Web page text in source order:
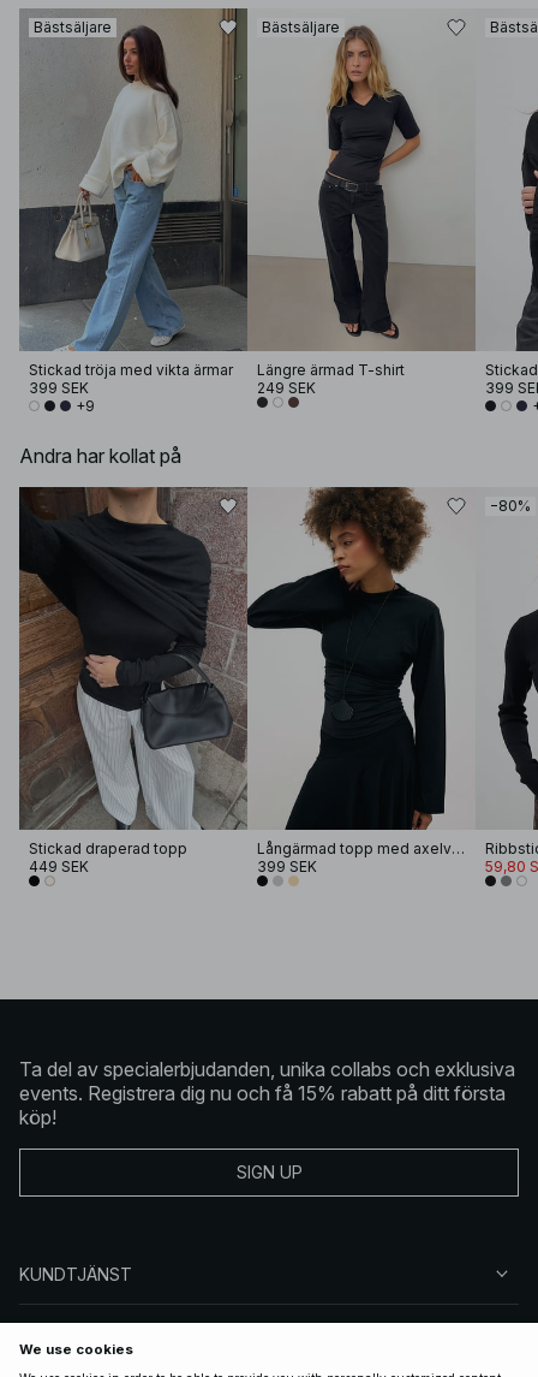
Bästsäljare
Stickad tröja med vikta ärmar
399 SEK
+9
Bästsäljare
Längre ärmad T-shirt
249 SEK
399
Andra har kollat på
Stickad draperad topp
449 SEK
Långärmad topp med axelvaddar
399 SEK
−80%
59,80
Ta del av specialerbjudanden, unika collabs och exklusiva
events. Registrera dig nu och få 15% rabatt på ditt första
köp!
SIGN UP
KUNDTJÄNST